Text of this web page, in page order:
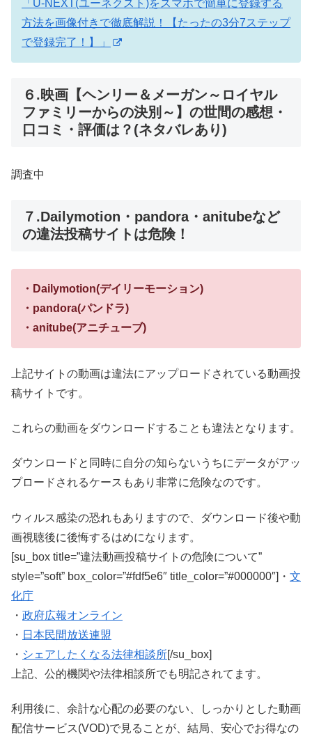
「U-NEXT(ユーネクスト)をスマホで簡単に登録する
方法を画像付きで徹底解説！【たったの3分7ステップ
で登録完了！】」
６.映画【ヘンリー＆メーガン～ロイヤル
ファミリーからの決別～】の世間の感想・
口コミ・評価は？(ネタバレあり)
調査中
７.Dailymotion・pandora・anitubeなど
の違法投稿サイトは危険！
・Dailymotion(デイリーモーション)
・pandora(パンドラ)
・anitube(アニチューブ)
上記サイトの動画は違法にアップロードされている動画投
稿サイトです。
これらの動画をダウンロードすることも違法となります。
ダウンロードと同時に自分の知らないうちにデータがアッ
プロードされるケースもあり非常に危険なのです。
ウィルス感染の恐れもありますので、ダウンロード後や動
画視聴後に後悔するはめになります。
[su_box title=”違法動画投稿サイトの危険について”
style=”soft” box_color=”#fdf5e6″ title_color=”#000000″]・ 文
化庁
・ 政府広報オンライン
・ 日本民間放送連盟
・ シェアしたくなる法律相談所[/su_box]
上記、公的機関や法律相談所でも明記されてます。
利用後に、余計な心配の必要のない、しっかりとした動画
配信サービス(VOD)で見ることが、結局、安心でお得なの